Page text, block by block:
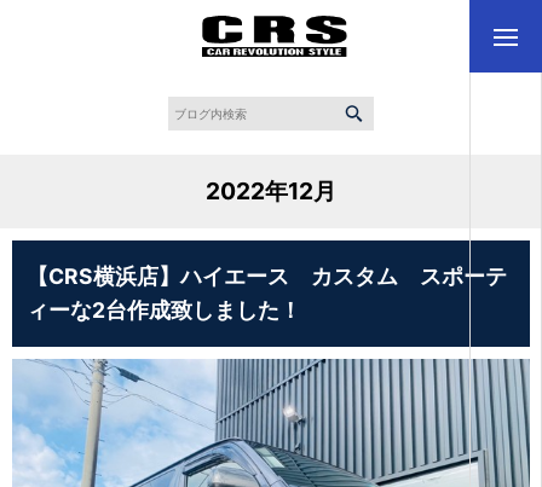
2022年12月
【CRS横浜店】ハイエース カスタム スポーテ
ィーな2台作成致しました！